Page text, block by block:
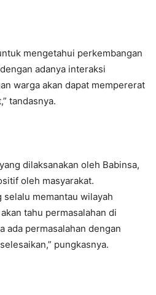
mengetahui perkembangan
adanya interaksi
warga akan dapat mempererat
tandasnya.
dilaksanakan oleh Babinsa,
oleh masyarakat.
selalu memantau wilayah
tahu permasalahan di
ada permasalahan dengan
pungkasnya.